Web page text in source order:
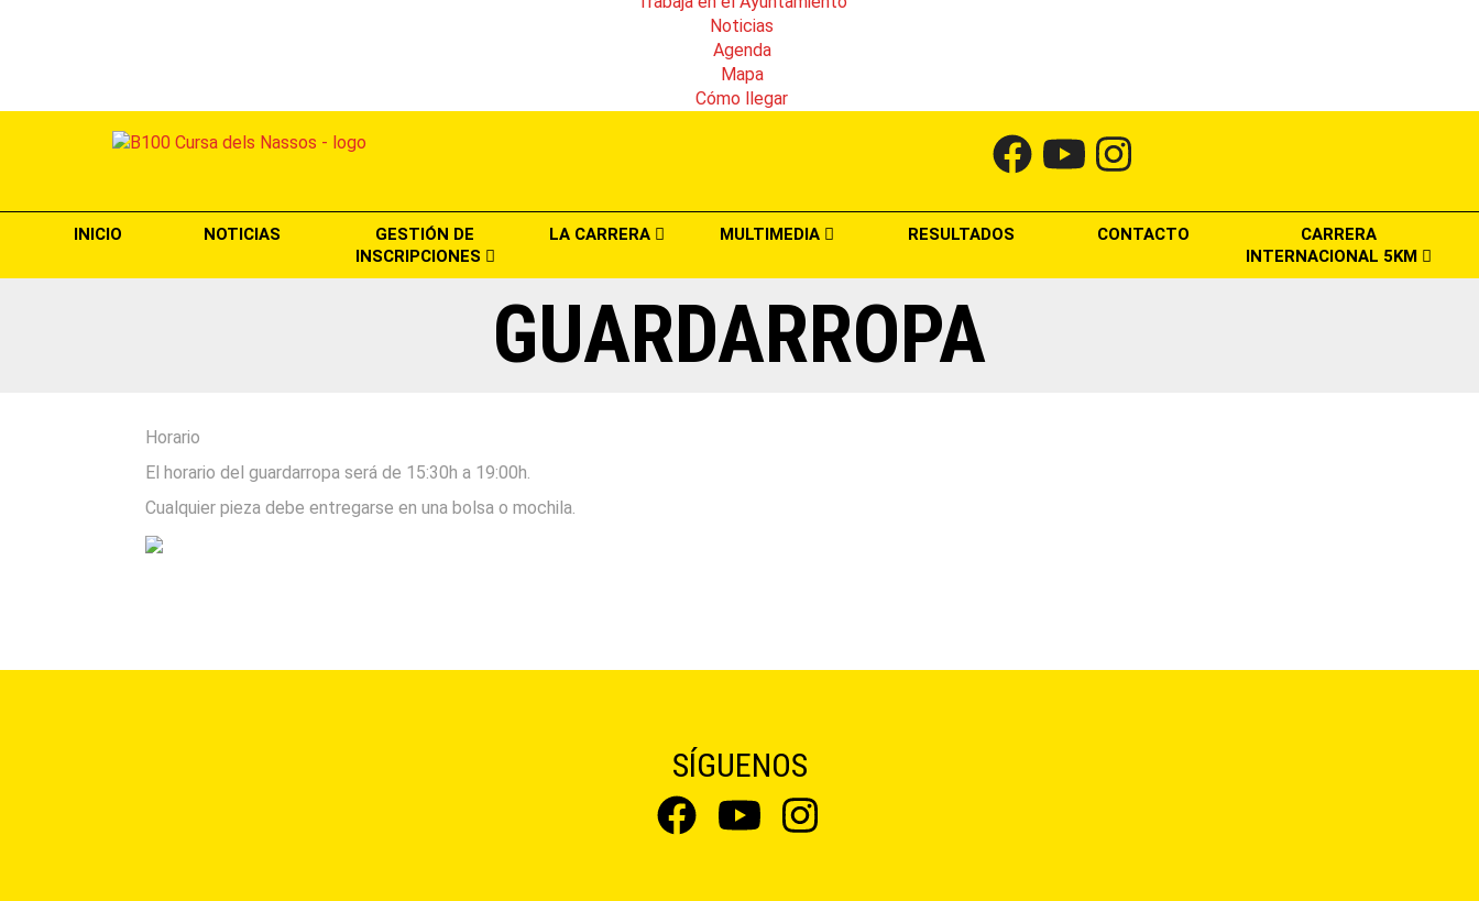
Noticias
Agenda
Mapa
Cómo llegar
INICIO NOTICIAS
GESTIÓN DE
INSCRIPCIONES
LA CARRERA MULTIMEDIA RESULTADOS CONTACTO
CARRERA
INTERNACIONAL 5KM
GUARDARROPA
Horario
El horario del guardarropa será de 15:30h a 19:00h.
Cualquier pieza debe entregarse en una bolsa o mochila.
SÍGUENOS